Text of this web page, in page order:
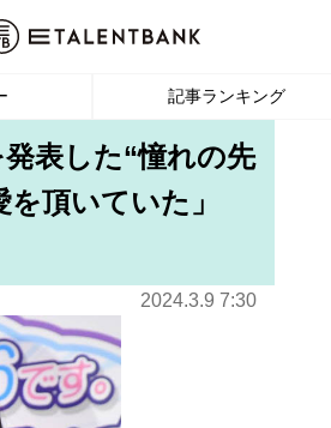
記事ランキング
発表した“憧れの先
頂いていた」
2024.3.9 7:30